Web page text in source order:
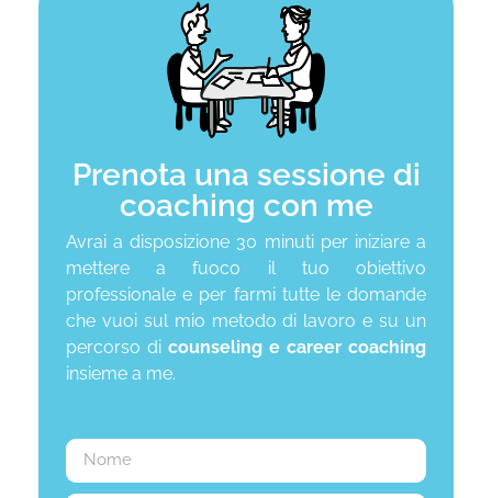
Prenota una sessione di
coaching con me
Avrai a disposizione 30 minuti per iniziare a
mettere a fuoco il tuo obiettivo
professionale e per farmi tutte le domande
che vuoi sul mio metodo di lavoro e su un
percorso di counseling e career coaching
insieme a me.